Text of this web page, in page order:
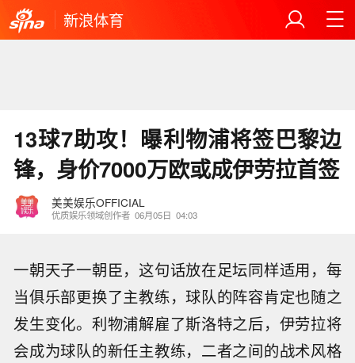
新浪体育
13球7助攻！曝利物浦将签巴黎边
锋，身价7000万欧或成伊劳拉首签
美美娱乐OFFICIAL
优质娱乐领域创作者 06月05日 04:03
一朝天子一朝臣，这句话放在足坛同样适用，每
当俱乐部更换了主教练，球队的阵容肯定也随之
发生变化。利物浦解雇了斯洛特之后，伊劳拉将
会成为球队的新任主教练，二者之间的战术风格